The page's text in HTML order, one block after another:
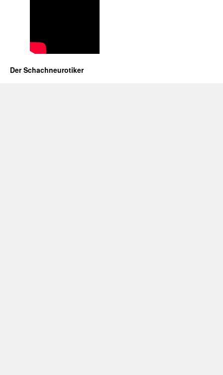
Der Schachneurotiker